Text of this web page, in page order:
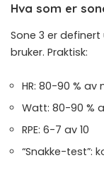
Hva som er
Sone 3 er
bruker. Praktisk:
HR: 80-90 % av
Watt: 80-90 %
RPE: 6-7 av 10
“Snakke-test”: